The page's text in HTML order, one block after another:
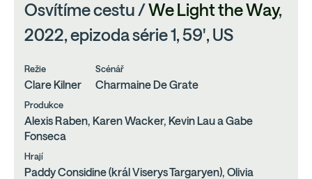
Osvítíme cestu /We Light the Way,
2022, epizoda série 1, 59', US
Režie
Clare Kilner
Scénář
Charmaine De Grate
Produkce
Alexis Raben, Karen Wacker, Kevin Lau a Gabe
Fonseca
Hrají
Paddy Considine (král Viserys Targaryen), Olivia